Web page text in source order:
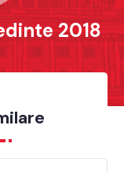
2018